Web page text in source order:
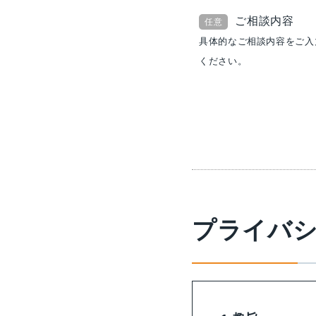
任意 ご相談内容
具体的なご相談内容をご入
ください。
プライバ